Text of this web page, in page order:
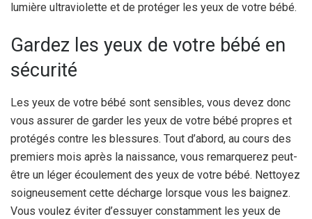
lumière ultraviolette et de protéger les yeux de votre bébé.
Gardez les yeux de votre bébé en
sécurité
Les yeux de votre bébé sont sensibles, vous devez donc
vous assurer de garder les yeux de votre bébé propres et
protégés contre les blessures. Tout d’abord, au cours des
premiers mois après la naissance, vous remarquerez peut-
être un léger écoulement des yeux de votre bébé. Nettoyez
soigneusement cette décharge lorsque vous les baignez.
Vous voulez éviter d’essuyer constamment les yeux de